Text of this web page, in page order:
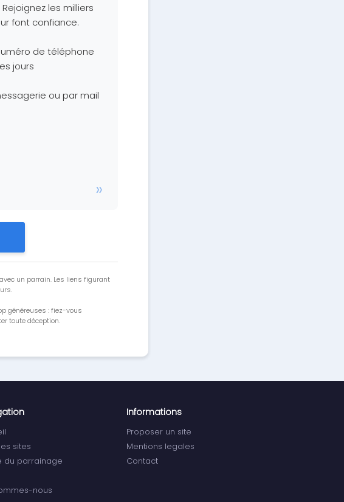
les milliers
font confiance.
de téléphone
jours
ou par mail
un parrain. Les liens figurant
généreuses : fiez-vous
toute déception.
sites
du parrainage
nous
Informations
Proposer un site
Mentions legales
Contact